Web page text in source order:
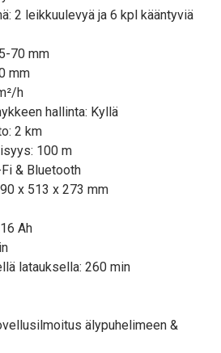
2 leikkuulevyä ja 6 kpl kääntyviä
70 mm
mm
h
hallinta: Kyllä
2 km
100 m
& Bluetooth
x 513 x 273 mm
Ah
latauksella: 260 min
älypuhelimeen &